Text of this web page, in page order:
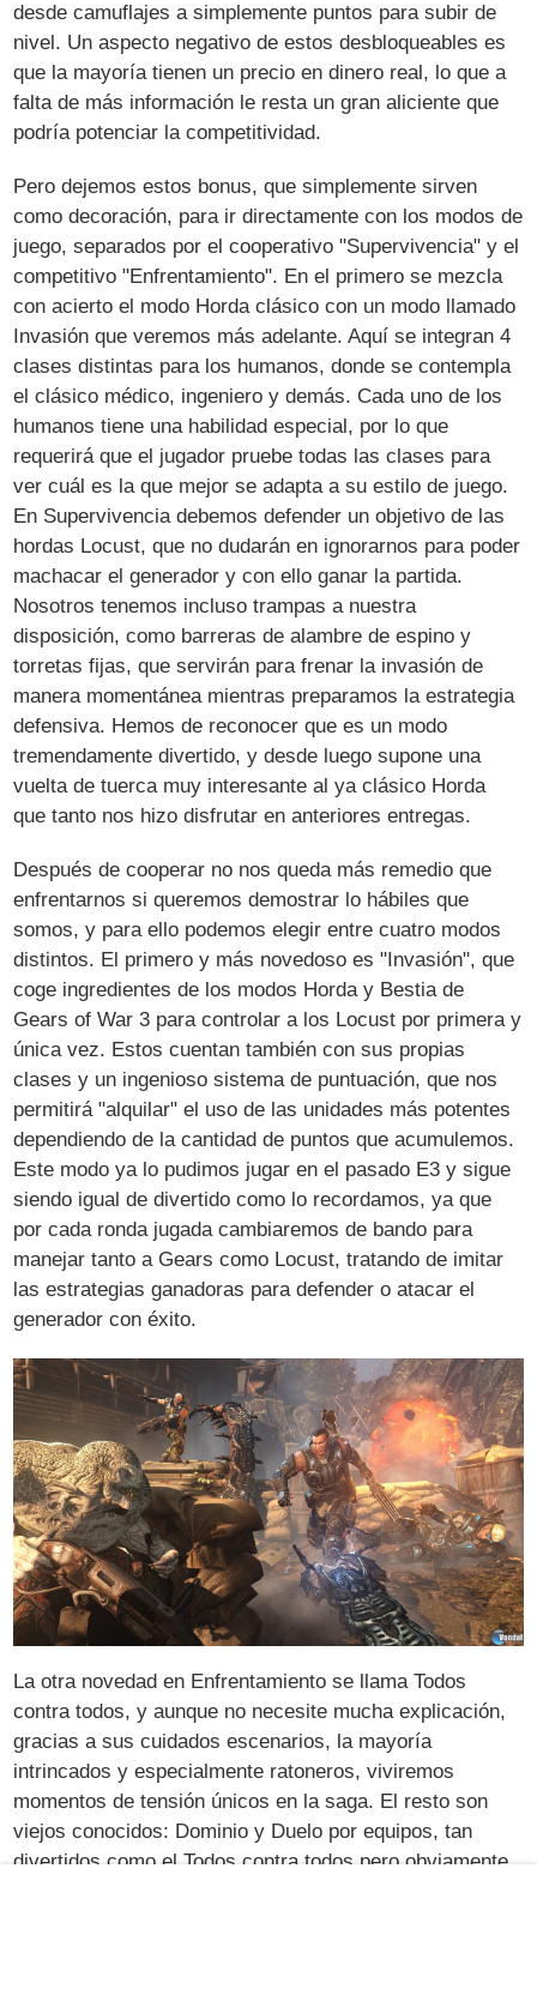
desde camuflajes a simplemente puntos para subir de
nivel. Un aspecto negativo de estos desbloqueables es
que la mayoría tienen un precio en dinero real, lo que a
falta de más información le resta un gran aliciente que
podría potenciar la competitividad.
Pero dejemos estos bonus, que simplemente sirven
como decoración, para ir directamente con los modos de
juego, separados por el cooperativo "Supervivencia" y el
competitivo "Enfrentamiento". En el primero se mezcla
con acierto el modo Horda clásico con un modo llamado
Invasión que veremos más adelante. Aquí se integran 4
clases distintas para los humanos, donde se contempla
el clásico médico, ingeniero y demás. Cada uno de los
humanos tiene una habilidad especial, por lo que
requerirá que el jugador pruebe todas las clases para
ver cuál es la que mejor se adapta a su estilo de juego.
En Supervivencia debemos defender un objetivo de las
hordas Locust, que no dudarán en ignorarnos para poder
machacar el generador y con ello ganar la partida.
Nosotros tenemos incluso trampas a nuestra
disposición, como barreras de alambre de espino y
torretas fijas, que servirán para frenar la invasión de
manera momentánea mientras preparamos la estrategia
defensiva. Hemos de reconocer que es un modo
tremendamente divertido, y desde luego supone una
vuelta de tuerca muy interesante al ya clásico Horda
que tanto nos hizo disfrutar en anteriores entregas.
Después de cooperar no nos queda más remedio que
enfrentarnos si queremos demostrar lo hábiles que
somos, y para ello podemos elegir entre cuatro modos
distintos. El primero y más novedoso es "Invasión", que
coge ingredientes de los modos Horda y Bestia de
Gears of War 3 para controlar a los Locust por primera y
única vez. Estos cuentan también con sus propias
clases y un ingenioso sistema de puntuación, que nos
permitirá "alquilar" el uso de las unidades más potentes
dependiendo de la cantidad de puntos que acumulemos.
Este modo ya lo pudimos jugar en el pasado E3 y sigue
siendo igual de divertido como lo recordamos, ya que
por cada ronda jugada cambiaremos de bando para
manejar tanto a Gears como Locust, tratando de imitar
las estrategias ganadoras para defender o atacar el
generador con éxito.
La otra novedad en Enfrentamiento se llama Todos
contra todos, y aunque no necesite mucha explicación,
gracias a sus cuidados escenarios, la mayoría
intrincados y especialmente ratoneros, viviremos
momentos de tensión únicos en la saga. El resto son
viejos conocidos: Dominio y Duelo por equipos, tan
divertidos como el Todos contra todos pero obviamente